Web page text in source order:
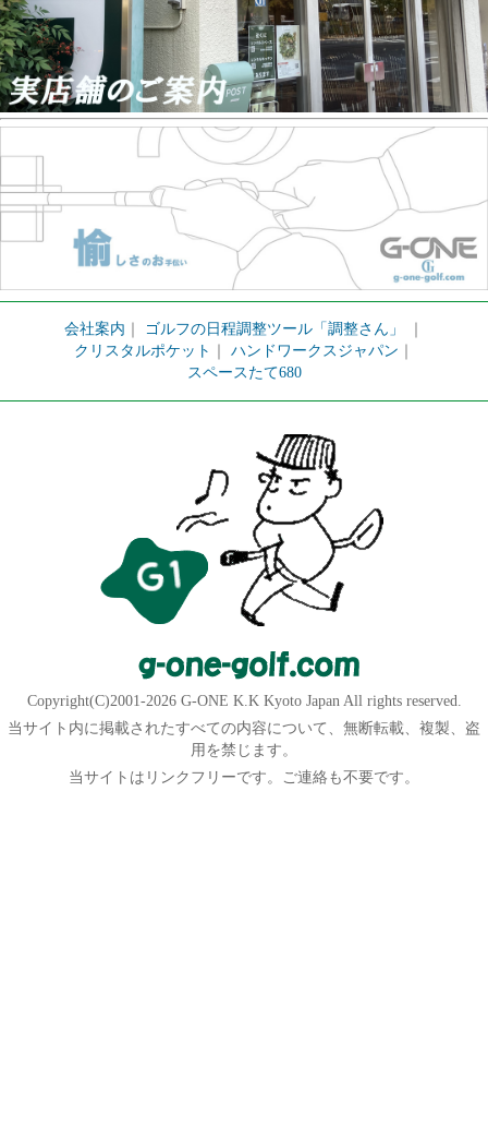
会社案内 ゴルフの日程調整ツール「調整さん」
クリスタルポケット
ハンドワークスジャパン
スペースたて680
Copyright(C)2001-2026 G-ONE K.K Kyoto Japan All rights reserved.
当サイト内に掲載されたすべての内容について、無断転載、複製、盗
用を禁じます。
当サイトはリンクフリーです。ご連絡も不要です。